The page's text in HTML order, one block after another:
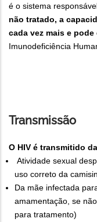
é o sistema
não tratado, a
cada vez mais e
Imunodeficiência
Transmissão
O HIV é transmitido
Atividade sexual
uso correto da
Da mãe infectada
amamentação, se
para tratamento)